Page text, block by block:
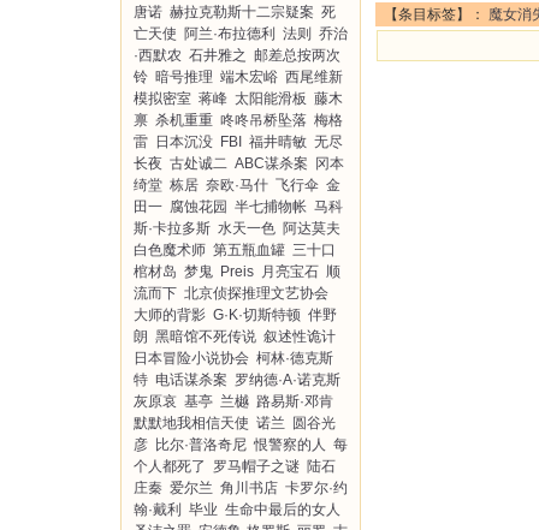
唐诺 赫拉克勒斯十二宗疑案 死
亡天使 阿兰·布拉德利 法则
乔治
·西默农 石井雅之 邮差总按两次
铃 暗号推理 端木宏峪 西尾维新
模拟密室 蒋峰 太阳能滑板 藤木
禀 杀机重重 咚咚吊桥坠落 梅格
雷 日本沉没 FBI 福井晴敏 无尽
长夜 古处诚二 ABC谋杀案
冈本
绮堂 栋居 奈欧·马什 飞行伞 金
田一 腐蚀花园 半七捕物帐 马科
斯·卡拉多斯 水天一色 阿达莫夫
白色魔术师 第五瓶血罐 三十口
棺材岛 梦鬼 Preis 月亮宝石 顺
流而下 北京侦探推理文艺协会
大师的背影 G·K·切斯特顿 伴野
朗 黑暗馆不死传说 叙述性诡计
日本冒险小说协会 柯林·德克斯
特 电话谋杀案 罗纳德·A·诺克斯
灰原哀 基亭 兰樾 路易斯·邓肯
默默地我相信天使 诺兰
圆谷光
彦 比尔·普洛奇尼 恨警察的人 每
个人都死了
罗马帽子之谜 陆石
庄秦 爱尔兰 角川书店 卡罗尔·约
翰·戴利
毕业 生命中最后的女人
【条目标签】： 魔女消